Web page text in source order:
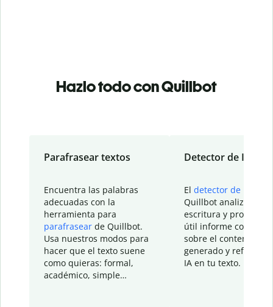
Hazlo todo con Quillbot
Parafrasear textos
Encuentra las palabras
adecuadas con la
herramienta para
parafrasear de Quillbot.
Usa nuestros modos para
hacer que el texto suene
como quieras: formal,
académico, simple…
Detector de IA
El detector de IA
Quillbot analiza tu
escritura y
útil informe con
sobre el contenido
generado y refinado
IA en tu texto.